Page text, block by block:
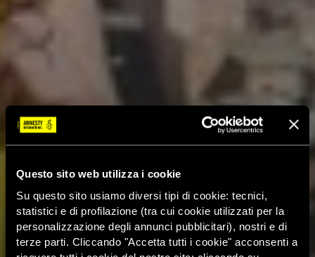
Questo sito web utilizza i cookie
Su questo sito usiamo diversi tipi di cookie: tecnici,
statistici e di profilazione (tra cui cookie utilizzati per la
personalizzazione degli annunci pubblicitari), nostri e di
terze parti. Cliccando "Accetta tutti i cookie" acconsenti a